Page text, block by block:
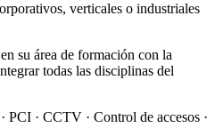
verticales o industriales
su área de formación con la
todas las disciplinas del
· CCTV · Control de accesos ·